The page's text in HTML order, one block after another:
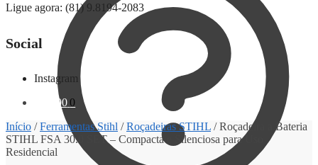
Ligue agora: (81) 9.8194-2083
Social
Instagram
0,00 0
Início /Ferramentas Stihl /Roçadeiras STIHL /Roçadeira a Bateria
STIHL FSA 30.0 SET – Compacta e Silenciosa para Uso
Residencial